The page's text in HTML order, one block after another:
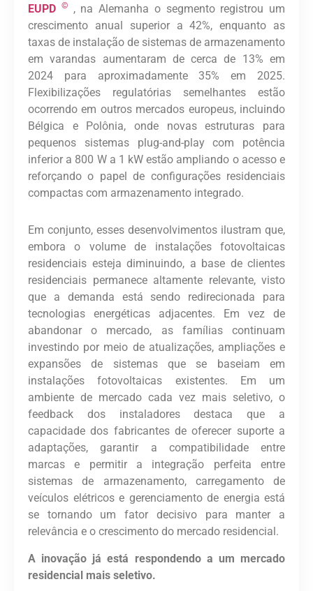
EUPD ©, na Alemanha o segmento registrou um
crescimento anual superior a 42%, enquanto as
taxas de instalação de sistemas de armazenamento
em varandas aumentaram de cerca de 13% em
2024 para aproximadamente 35% em 2025.
Flexibilizações regulatórias semelhantes estão
ocorrendo em outros mercados europeus, incluindo
Bélgica e Polônia, onde novas estruturas para
pequenos sistemas plug-and-play com potência
inferior a 800 W a 1 kW estão ampliando o acesso e
reforçando o papel de configurações residenciais
compactas com armazenamento integrado.
Em conjunto, esses desenvolvimentos ilustram que,
embora o volume de instalações fotovoltaicas
residenciais esteja diminuindo, a base de clientes
residenciais permanece altamente relevante, visto
que a demanda está sendo redirecionada para
tecnologias energéticas adjacentes. Em vez de
abandonar o mercado, as famílias continuam
investindo por meio de atualizações, ampliações e
expansões de sistemas que se baseiam em
instalações fotovoltaicas existentes. Em um
ambiente de mercado cada vez mais seletivo, o
feedback dos instaladores destaca que a
capacidade dos fabricantes de oferecer suporte a
adaptações, garantir a compatibilidade entre
marcas e permitir a integração perfeita entre
sistemas de armazenamento, carregamento de
veículos elétricos e gerenciamento de energia está
se tornando um fator decisivo para manter a
relevância e o crescimento do mercado residencial.
A inovação já está respondendo a um mercado
residencial mais seletivo.